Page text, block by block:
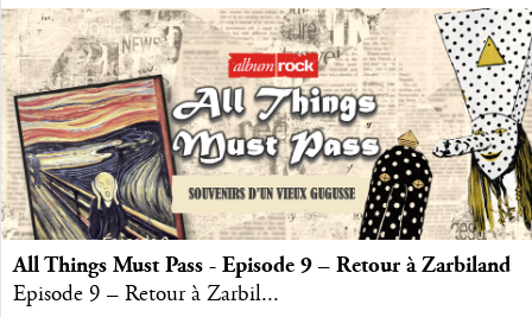
All Things Must Pass - Episode 9 – Retour à Zarbiland
Episode 9 – Retour à Zarbil...